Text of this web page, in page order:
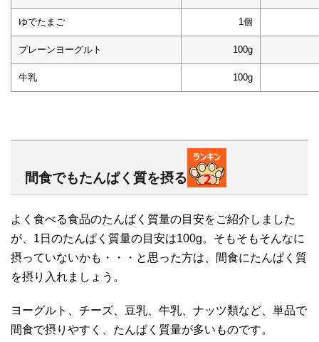
ゆでたまご 1個
プレーンヨーグルト 100g
牛乳 100g
間食でもたんぱく質を摂る
よく食べる食品のたんぱく質量の目安をご紹介しました
が、1日のたんぱく質量の目安は100g。そもそもそんなに
摂っていないかも・・・と思った方は、間食にたんぱく質
を摂り入れましょう。
ヨーグルト、チーズ、豆乳、牛乳、ナッツ類など、単品で
間食で摂りやすく、たんぱく質量が多いものです。